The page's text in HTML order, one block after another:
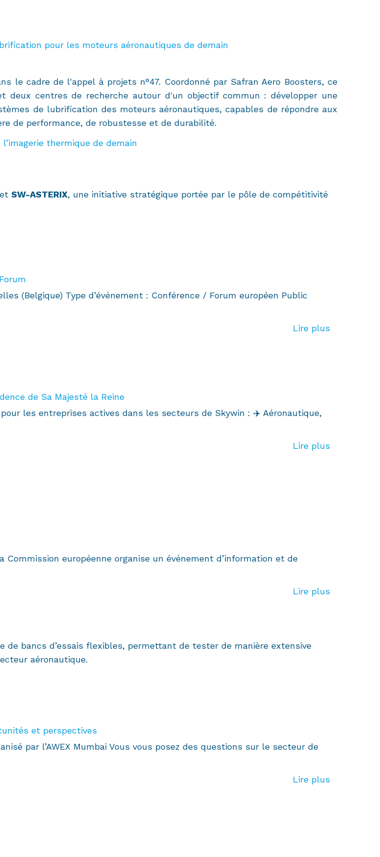
pour les moteurs aéronautiques de demain
le cadre de l'appel à projets n°47. Coordonné par Safran Aero Boosters, ce
deux centres de recherche autour d'un objectif commun : développer une
de lubrification des moteurs aéronautiques, capables de répondre aux
de performance, de robustesse et de durabilité.
thermique de demain
SW-ASTERIX, une initiative stratégique portée par le pôle de compétitivité
(Belgique) Type d’événement : Conférence / Forum européen Public
Lire plus
de Sa Majesté la Reine
les entreprises actives dans les secteurs de Skywin : ✈️ Aéronautique,
Lire plus
Commission européenne organise un événement d’information et de
Lire plus
de bancs d’essais flexibles, permettant de tester de manière extensive
aéronautique.
et perspectives
par l’AWEX Mumbai Vous vous posez des questions sur le secteur de
Lire plus